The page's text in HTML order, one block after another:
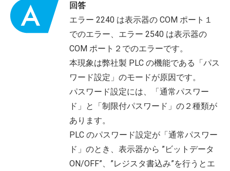
回答
エラー 2240 は表示器の COM ポート１
でのエラー、エラー 2540 は表示器の
COM ポート２でのエラーです。
本現象は弊社製 PLC の機能である「パス
ワード設定」のモードが原因です。
パスワード設定には、「通常パスワー
ド」と「制限付パスワード」の２種類が
あります。
PLC のパスワード設定が「通常パスワー
ド」のとき、表示器から ”ビットデータ
ON/OFF”、”レジスタ書込み”を行うとエ